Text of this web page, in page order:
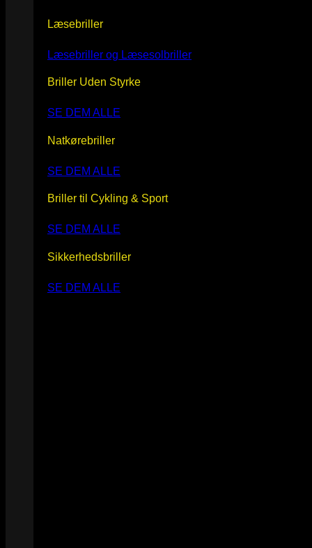
Læsebriller
Læsebriller og Læsesolbriller
Briller Uden Styrke
SE DEM ALLE
Natkørebriller
SE DEM ALLE
Briller til Cykling & Sport
SE DEM ALLE
Sikkerhedsbriller
SE DEM ALLE